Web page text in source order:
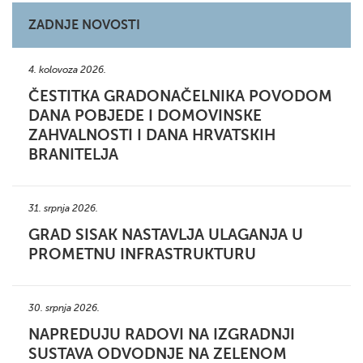
ZADNJE NOVOSTI
4. kolovoza 2026.
ČESTITKA GRADONAČELNIKA POVODOM
DANA POBJEDE I DOMOVINSKE
ZAHVALNOSTI I DANA HRVATSKIH
BRANITELJA
31. srpnja 2026.
GRAD SISAK NASTAVLJA ULAGANJA U
PROMETNU INFRASTRUKTURU
30. srpnja 2026.
NAPREDUJU RADOVI NA IZGRADNJI
SUSTAVA ODVODNJE NA ZELENOM